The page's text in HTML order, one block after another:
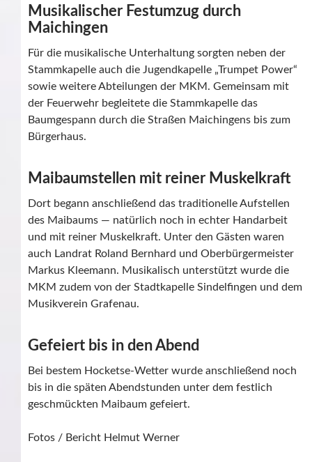
Musikalischer Festumzug durch
Maichingen
Für die musikalische Unterhaltung sorgten neben der
Stammkapelle auch die Jugendkapelle „Trumpet Power“
sowie weitere Abteilungen der MKM. Gemeinsam mit
der Feuerwehr begleitete die Stammkapelle das
Baumgespann durch die Straßen Maichingens bis zum
Bürgerhaus.
Maibaumstellen mit reiner Muskelkraft
Dort begann anschließend das traditionelle Aufstellen
des Maibaums — natürlich noch in echter Handarbeit
und mit reiner Muskelkraft. Unter den Gästen waren
auch Landrat Roland Bernhard und Oberbürgermeister
Markus Kleemann. Musikalisch unterstützt wurde die
MKM zudem von der Stadtkapelle Sindelfingen und dem
Musikverein Grafenau.
Gefeiert bis in den Abend
Bei bestem Hocketse-Wetter wurde anschließend noch
bis in die späten Abendstunden unter dem festlich
geschmückten Maibaum gefeiert.
Fotos / Bericht Helmut Werner